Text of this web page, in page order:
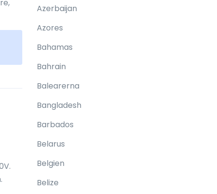
Azerbaijan
Azores
Bahamas
Bahrain
Balearerna
Bangladesh
Barbados
Belarus
Belgien
Belize